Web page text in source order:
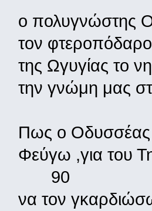
ο πολυγνώστης
τον
της Ωγυγίας το
την γνώμη μας
Πως ο Οδυσσέας
Φεύγω ,για του
90
να τον